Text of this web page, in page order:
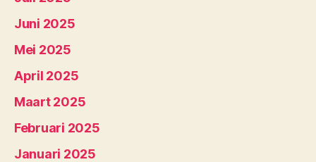
Juni 2025
Mei 2025
April 2025
Maart 2025
Februari 2025
Januari 2025